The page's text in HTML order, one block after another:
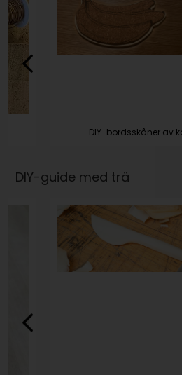
DIY-bordsskåner av
DIY-guide med trä